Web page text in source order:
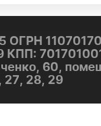
КПП:
60,
27, 28, 29